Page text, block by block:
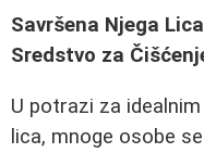
Savršena Njega
Sredstvo za
U potrazi za idealnim
lica, mnoge osobe